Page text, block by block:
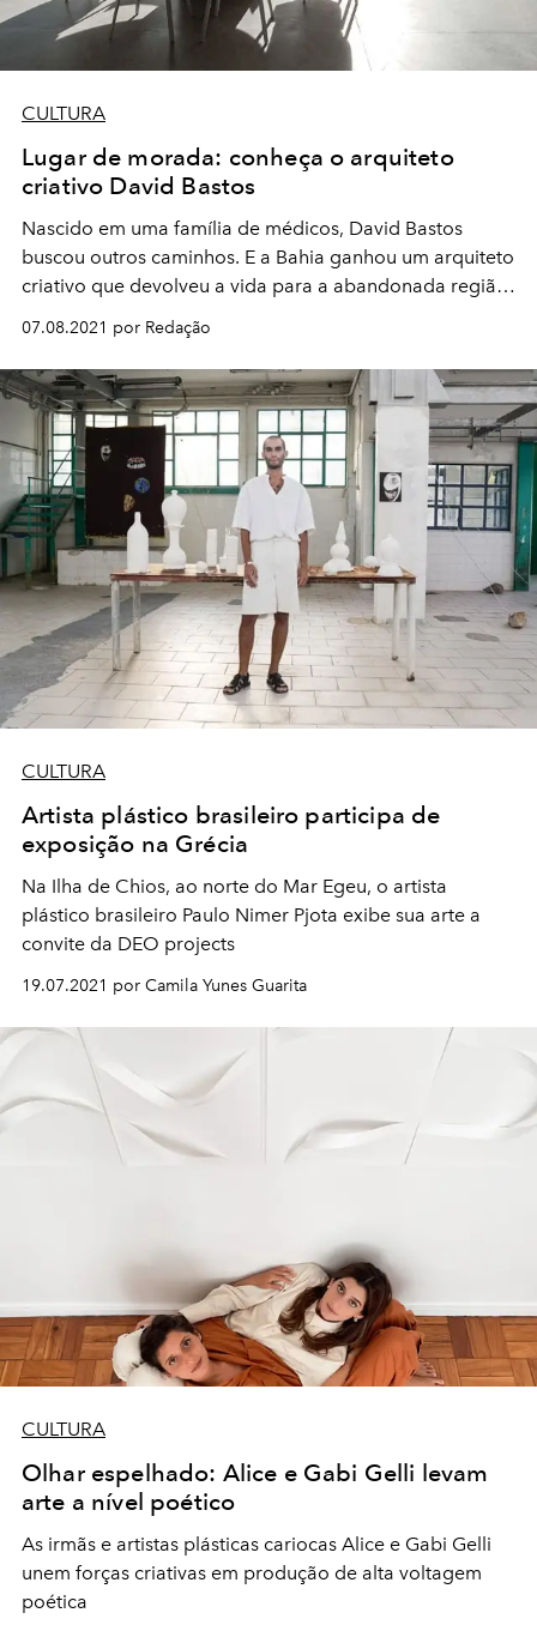
CULTURA
Lugar de morada: conheça o arquiteto
criativo David Bastos
Nascido em uma família de médicos, David Bastos
buscou outros caminhos. E a Bahia ganhou um arquiteto
criativo que devolveu a vida para a abandonada região
das docas de Salvador
07.08.2021 por Redação
CULTURA
Artista plástico brasileiro participa de
exposição na Grécia
Na Ilha de Chios, ao norte do Mar Egeu, o artista
plástico brasileiro Paulo Nimer Pjota exibe sua arte a
convite da DEO projects
19.07.2021 por Camila Yunes Guarita
CULTURA
Olhar espelhado: Alice e Gabi Gelli levam
arte a nível poético
As irmãs e artistas plásticas cariocas Alice e Gabi Gelli
unem forças criativas em produção de alta voltagem
poética